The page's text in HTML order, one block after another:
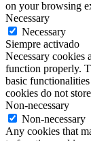
on your browsing
Necessary
Necessary
Siempre activado
Necessary cookies
function properly.
basic
cookies do not
Non-necessary
Non-necessary
Any cookies that